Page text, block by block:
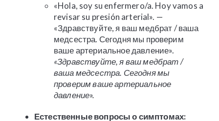
«Hola, soy su enfermero/a. Hoy vamos a
revisar su presión arterial». —
«Здравствуйте, я ваш медбрат / ваша
медсестра. Сегодня мы проверим
ваше артериальное давление».
«Здравствуйте, я ваш медбрат /
ваша медсестра. Сегодня мы
проверим ваше артериальное
давление».
Естественные вопросы о симптомах: